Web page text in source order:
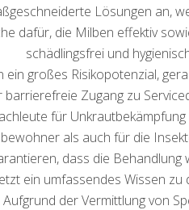
Lösungen an,
dafür, die Milben effektiv
schädlingsfrei und
großes Risikopotenzial,
Zugang zu
für
als auch für die
dass die Behandlung
ein umfassendes Wissen
der Vermittlung von